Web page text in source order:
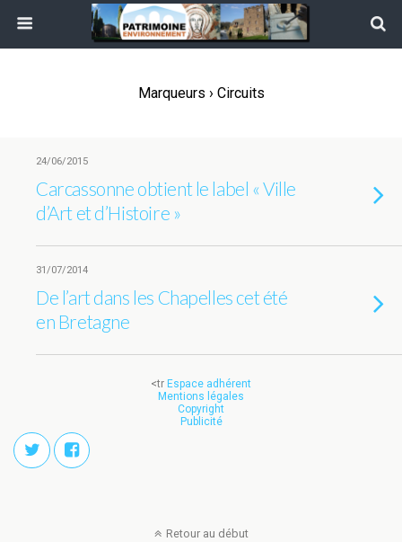
Marqueurs › Circuits
24/06/2015
Carcassonne obtient le label « Ville
d’Art et d’Histoire »
31/07/2014
De l’art dans les Chapelles cet été
en Bretagne
<tr Espace adhérent
Mentions légales
Copyright
Publicité
Retour au début